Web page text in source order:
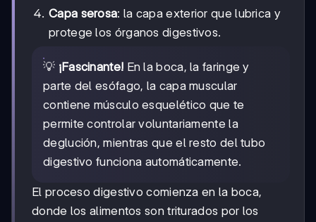
Capa serosa: la capa exterior que lubrica y
protege los órganos digestivos.
💡 ¡Fascinante! En la boca, la faringe y
parte del esófago, la capa muscular
contiene músculo esquelético que te
permite controlar voluntariamente la
deglución, mientras que el resto del tubo
digestivo funciona automáticamente.
El proceso digestivo comienza en la boca,
donde los alimentos son triturados por los